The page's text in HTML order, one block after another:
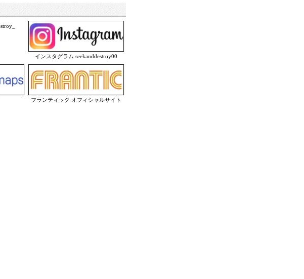
インスタグラム seekanddestroy00
フランティック オフィシャルサイト